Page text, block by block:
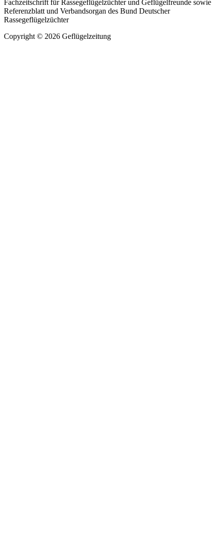
Fachzeitschrift für Rassegeflügelzüchter und Geflügelfreunde sowie
Referenzblatt und Verbandsorgan des Bund Deutscher
Rassegeflügelzüchter
Copyright © 2026 Geflügelzeitung